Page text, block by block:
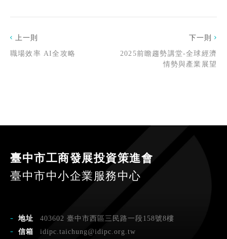
上一則
職場效率 AI全攻略
下一則
2025前瞻趨勢講堂-全球經濟
情勢與產業展望
臺中市工商發展投資策進會
臺中市中小企業服務中心
地址
403602 臺中市西區三民路一段158號8樓
信箱
idipc.taichung@idipc.org.tw